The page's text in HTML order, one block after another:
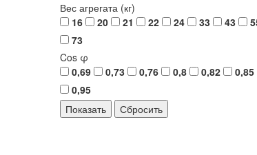
Вес агрегата (кг)
16
20 21 22 24 33 43
73
Cos φ
0,69
0,73 0,76 0,8 0,82 0,85
0,95